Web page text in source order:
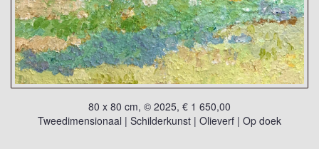
80 x 80 cm, © 2025, € 1 650,00
Tweedimensionaal | Schilderkunst | Olieverf | Op doek